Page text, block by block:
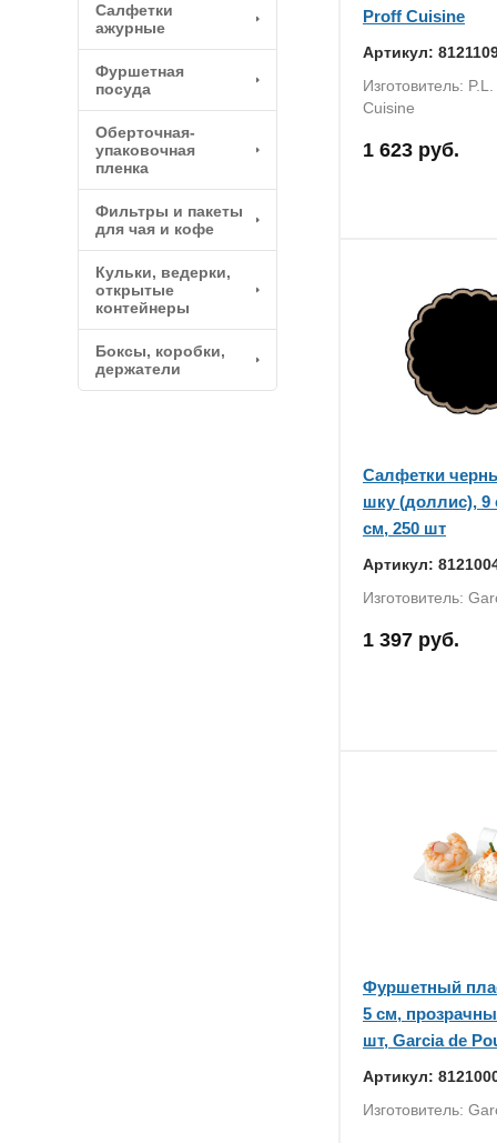
Салфетки
ажурные
Фуршетная
посуда
Оберточная-
упаковочная
пленка
Фильтры и пакеты
для чая и кофе
Кульки, ведерки,
открытые
контейнеры
Боксы, коробки,
держатели
Proff Cuisine
Артикул:
Изготовитель:
Cuisine
1 623 руб.
Салфетки
шку (доллис), 9
см, 250 шт
Артикул:
Изготовитель:
1 397 руб.
Фуршетный
5 см,
шт, Garcia de
Артикул:
Изготовитель: